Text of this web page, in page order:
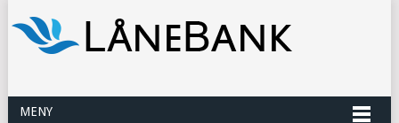
MENY